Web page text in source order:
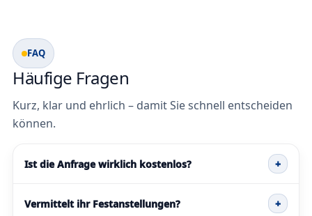
FAQ
Häufige Fragen
Kurz, klar und ehrlich – damit Sie schnell entscheiden
können.
Ist die Anfrage wirklich kostenlos? +
Vermittelt ihr Festanstellungen? +